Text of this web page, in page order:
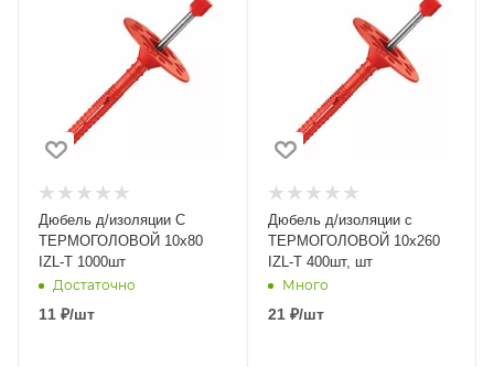
Дюбель д/изоляции С
ТЕРМОГОЛОВОЙ 10х80
IZL-T 1000шт
Достаточно
11 ₽/шт
Дюбель д/изоляции с
ТЕРМОГОЛОВОЙ 10х260
IZL-T 400шт, шт
Много
21₽/шт